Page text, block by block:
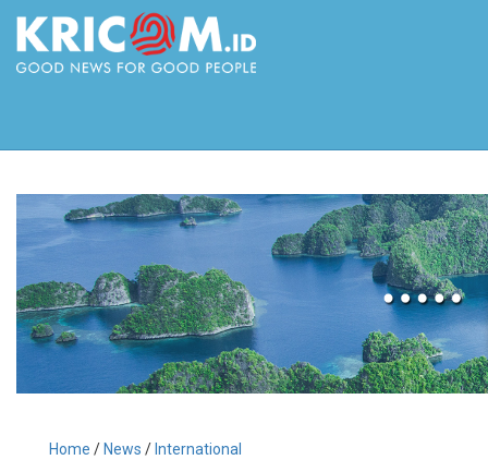
Home / News / International